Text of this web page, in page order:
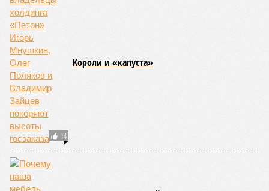
РассказСтивена Кинга
последствия очередного апокалипсиса, искусственно
вызванного группой биологов, называется «Конец всей
этой мерзости». В реальной жизни участия пытливых
исследователей в организации конца света может не
понадобиться: природа сама разберётся, как и где
уменьшить масштабы человеческой популяции.
Да, наша любимая маленькая планета может быть
единственной, где в пределах Солнечной системы есть
полноценная жизнь, но Земля также регулярно пытается
эту жизнь уничтожить. Так уж вышло, что внутренние